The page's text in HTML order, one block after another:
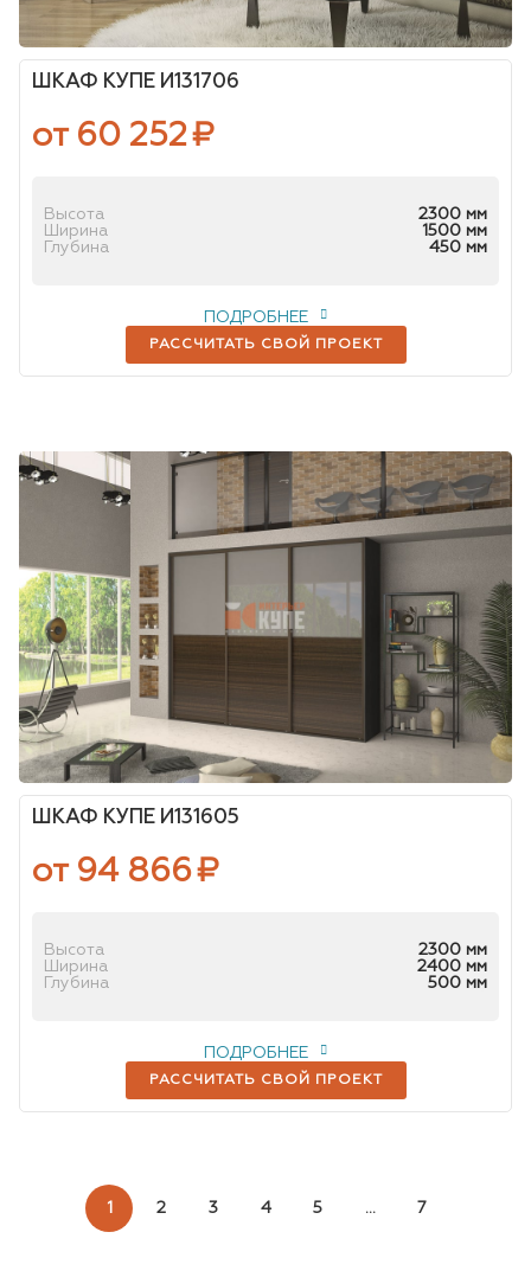
ШКАФ КУПЕ И131706
от 60 252₽
Высота
2300 мм
Ширина
1500 мм
Глубина
450 мм
РАССЧИТАТЬ СВОЙ ПРОЕКТ
ПОДРОБНЕЕ
ШКАФ КУПЕ И131605
от 94 866₽
Высота
2300 мм
Ширина
2400 мм
Глубина
500 мм
РАССЧИТАТЬ СВОЙ ПРОЕКТ
ПОДРОБНЕЕ
1 2 3 4 5 ... 7